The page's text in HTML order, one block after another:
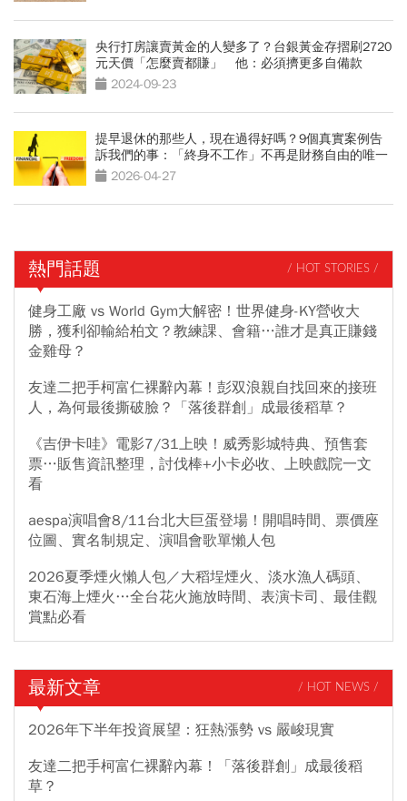
央行打房讓賣黃金的人變多了？台銀黃金存摺刷2720
元天價「怎麼賣都賺」 他：必須擠更多自備款
2024-09-23
提早退休的那些人，現在過得好嗎？9個真實案例告
訴我們的事：「終身不工作」不再是財務自由的唯一
解 2026-04-27
熱門話題 / HOT STORIES /
健身工廠 vs World Gym大解密！世界健身-KY營收大
勝，獲利卻輸給柏文？教練課、會籍…誰才是真正賺錢
金雞母？
友達二把手柯富仁裸辭內幕！彭双浪親自找回來的接班
人，為何最後撕破臉？「落後群創」成最後稻草？
《吉伊卡哇》電影7/31上映！威秀影城特典、預售套
票…販售資訊整理，討伐棒+小卡必收、上映戲院一文
看
aespa演唱會8/11台北大巨蛋登場！開唱時間、票價座
位圖、實名制規定、演唱會歌單懶人包
2026夏季煙火懶人包／大稻埕煙火、淡水漁人碼頭、
東石海上煙火…全台花火施放時間、表演卡司、最佳觀
賞點必看
最新文章 / HOT NEWS /
2026年下半年投資展望：狂熱漲勢 vs 嚴峻現實
友達二把手柯富仁裸辭內幕！「落後群創」成最後稻
草？